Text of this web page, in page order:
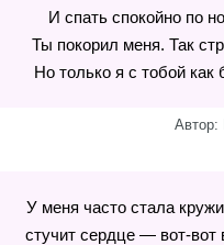
И спать спокойно по
Ты покорил меня. Так
Но только я с тобой как
Автор:
У меня часто стала
стучит сердце — вот-вот